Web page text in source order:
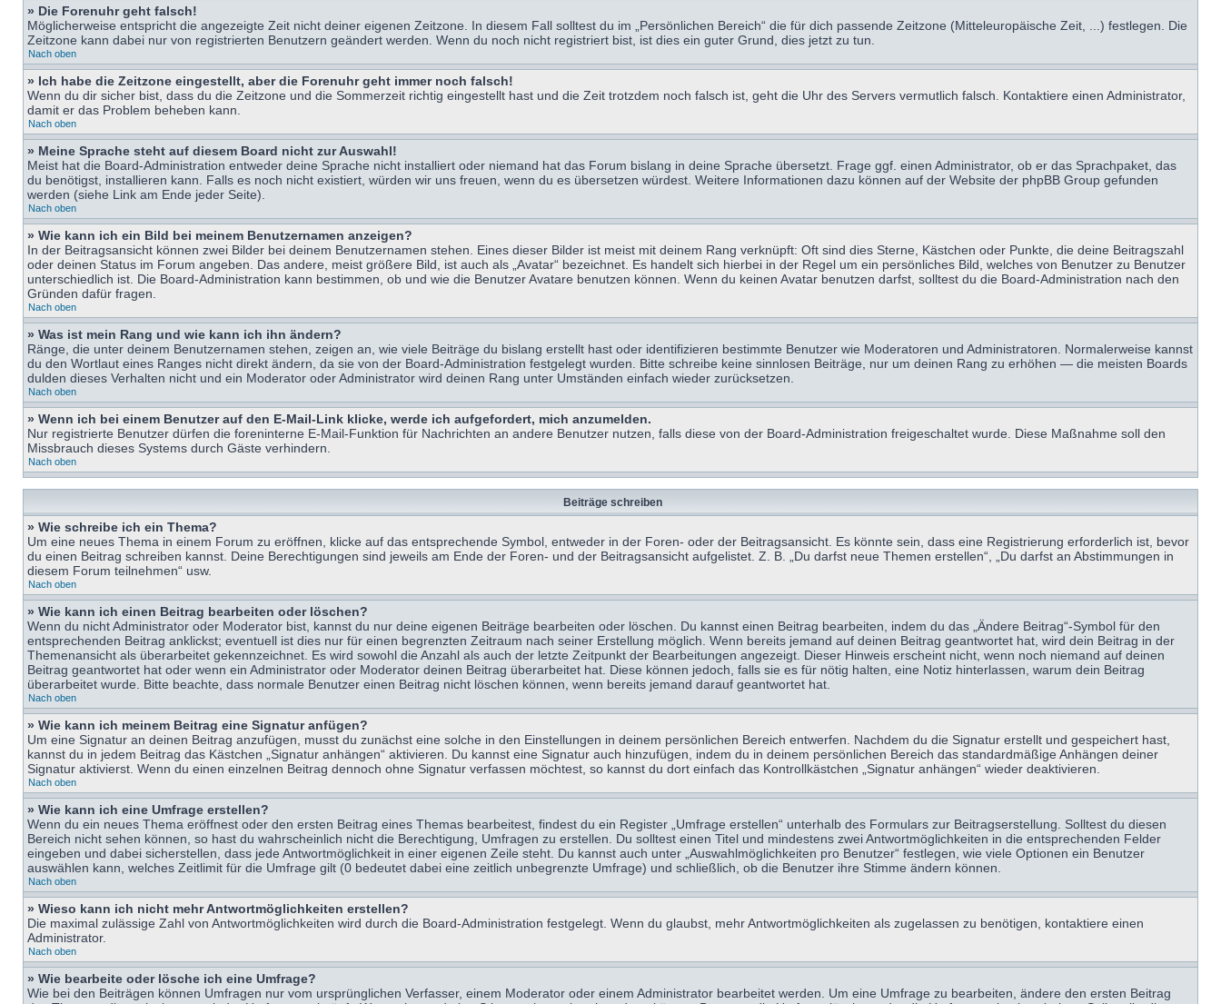
» Die Forenuhr geht falsch!
Möglicherweise entspricht die angezeigte Zeit nicht deiner eigenen Zeitzone. In diesem Fall solltest du im „Persönlichen Bereich“ die für dich passende Zeitzone (Mitteleuropäische Zeit, ...) festlegen. Die
Zeitzone kann dabei nur von registrierten Benutzern geändert werden. Wenn du noch nicht registriert bist, ist dies ein guter Grund, dies jetzt zu tun.
Nach oben
» Ich habe die Zeitzone eingestellt, aber die Forenuhr geht immer noch falsch!
Wenn du dir sicher bist, dass du die Zeitzone und die Sommerzeit richtig eingestellt hast und die Zeit trotzdem noch falsch ist, geht die Uhr des Servers vermutlich falsch. Kontaktiere einen Administrator,
damit er das Problem beheben kann.
Nach oben
» Meine Sprache steht auf diesem Board nicht zur Auswahl!
Meist hat die Board-Administration entweder deine Sprache nicht installiert oder niemand hat das Forum bislang in deine Sprache übersetzt. Frage ggf. einen Administrator, ob er das Sprachpaket, das
du benötigst, installieren kann. Falls es noch nicht existiert, würden wir uns freuen, wenn du es übersetzen würdest. Weitere Informationen dazu können auf der Website der phpBB Group gefunden
werden (siehe Link am Ende jeder Seite).
Nach oben
» Wie kann ich ein Bild bei meinem Benutzernamen anzeigen?
In der Beitragsansicht können zwei Bilder bei deinem Benutzernamen stehen. Eines dieser Bilder ist meist mit deinem Rang verknüpft: Oft sind dies Sterne, Kästchen oder Punkte, die deine Beitragszahl
oder deinen Status im Forum angeben. Das andere, meist größere Bild, ist auch als „Avatar“ bezeichnet. Es handelt sich hierbei in der Regel um ein persönliches Bild, welches von Benutzer zu Benutzer
unterschiedlich ist. Die Board-Administration kann bestimmen, ob und wie die Benutzer Avatare benutzen können. Wenn du keinen Avatar benutzen darfst, solltest du die Board-Administration nach den
Gründen dafür fragen.
Nach oben
» Was ist mein Rang und wie kann ich ihn ändern?
Ränge, die unter deinem Benutzernamen stehen, zeigen an, wie viele Beiträge du bislang erstellt hast oder identifizieren bestimmte Benutzer wie Moderatoren und Administratoren. Normalerweise kannst
du den Wortlaut eines Ranges nicht direkt ändern, da sie von der Board-Administration festgelegt wurden. Bitte schreibe keine sinnlosen Beiträge, nur um deinen Rang zu erhöhen — die meisten Boards
dulden dieses Verhalten nicht und ein Moderator oder Administrator wird deinen Rang unter Umständen einfach wieder zurücksetzen.
Nach oben
» Wenn ich bei einem Benutzer auf den E-Mail-Link klicke, werde ich aufgefordert, mich anzumelden.
Nur registrierte Benutzer dürfen die foreninterne E-Mail-Funktion für Nachrichten an andere Benutzer nutzen, falls diese von der Board-Administration freigeschaltet wurde. Diese Maßnahme soll den
Missbrauch dieses Systems durch Gäste verhindern.
Nach oben
Beiträge schreiben
» Wie schreibe ich ein Thema?
Um eine neues Thema in einem Forum zu eröffnen, klicke auf das entsprechende Symbol, entweder in der Foren- oder der Beitragsansicht. Es könnte sein, dass eine Registrierung erforderlich ist, bevor
du einen Beitrag schreiben kannst. Deine Berechtigungen sind jeweils am Ende der Foren- und der Beitragsansicht aufgelistet. Z. B. „Du darfst neue Themen erstellen“, „Du darfst an Abstimmungen in
diesem Forum teilnehmen“ usw.
Nach oben
» Wie kann ich einen Beitrag bearbeiten oder löschen?
Wenn du nicht Administrator oder Moderator bist, kannst du nur deine eigenen Beiträge bearbeiten oder löschen. Du kannst einen Beitrag bearbeiten, indem du das „Ändere Beitrag“-Symbol für den
entsprechenden Beitrag anklickst; eventuell ist dies nur für einen begrenzten Zeitraum nach seiner Erstellung möglich. Wenn bereits jemand auf deinen Beitrag geantwortet hat, wird dein Beitrag in der
Themenansicht als überarbeitet gekennzeichnet. Es wird sowohl die Anzahl als auch der letzte Zeitpunkt der Bearbeitungen angezeigt. Dieser Hinweis erscheint nicht, wenn noch niemand auf deinen
Beitrag geantwortet hat oder wenn ein Administrator oder Moderator deinen Beitrag überarbeitet hat. Diese können jedoch, falls sie es für nötig halten, eine Notiz hinterlassen, warum dein Beitrag
überarbeitet wurde. Bitte beachte, dass normale Benutzer einen Beitrag nicht löschen können, wenn bereits jemand darauf geantwortet hat.
Nach oben
» Wie kann ich meinem Beitrag eine Signatur anfügen?
Um eine Signatur an deinen Beitrag anzufügen, musst du zunächst eine solche in den Einstellungen in deinem persönlichen Bereich entwerfen. Nachdem du die Signatur erstellt und gespeichert hast,
kannst du in jedem Beitrag das Kästchen „Signatur anhängen“ aktivieren. Du kannst eine Signatur auch hinzufügen, indem du in deinem persönlichen Bereich das standardmäßige Anhängen deiner
Signatur aktivierst. Wenn du einen einzelnen Beitrag dennoch ohne Signatur verfassen möchtest, so kannst du dort einfach das Kontrollkästchen „Signatur anhängen“ wieder deaktivieren.
Nach oben
» Wie kann ich eine Umfrage erstellen?
Wenn du ein neues Thema eröffnest oder den ersten Beitrag eines Themas bearbeitest, findest du ein Register „Umfrage erstellen“ unterhalb des Formulars zur Beitragserstellung. Solltest du diesen
Bereich nicht sehen können, so hast du wahrscheinlich nicht die Berechtigung, Umfragen zu erstellen. Du solltest einen Titel und mindestens zwei Antwortmöglichkeiten in die entsprechenden Felder
eingeben und dabei sicherstellen, dass jede Antwortmöglichkeit in einer eigenen Zeile steht. Du kannst auch unter „Auswahlmöglichkeiten pro Benutzer“ festlegen, wie viele Optionen ein Benutzer
auswählen kann, welches Zeitlimit für die Umfrage gilt (0 bedeutet dabei eine zeitlich unbegrenzte Umfrage) und schließlich, ob die Benutzer ihre Stimme ändern können.
Nach oben
» Wieso kann ich nicht mehr Antwortmöglichkeiten erstellen?
Die maximal zulässige Zahl von Antwortmöglichkeiten wird durch die Board-Administration festgelegt. Wenn du glaubst, mehr Antwortmöglichkeiten als zugelassen zu benötigen, kontaktiere einen
Administrator.
Nach oben
» Wie bearbeite oder lösche ich eine Umfrage?
Wie bei den Beiträgen können Umfragen nur vom ursprünglichen Verfasser, einem Moderator oder einem Administrator bearbeitet werden. Um eine Umfrage zu bearbeiten, ändere den ersten Beitrag